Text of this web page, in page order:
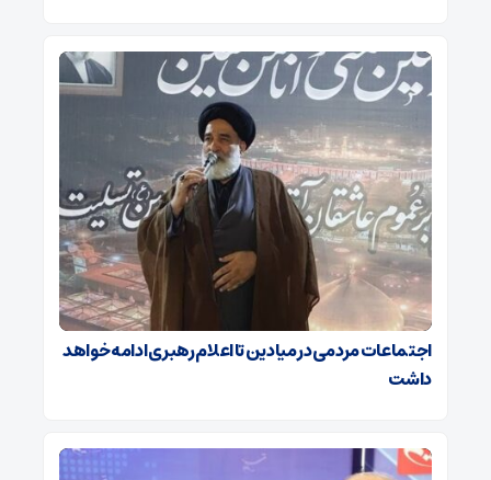
اجتماعات مردمی در میادین تا اعلام رهبری ادامه خواهد
داشت